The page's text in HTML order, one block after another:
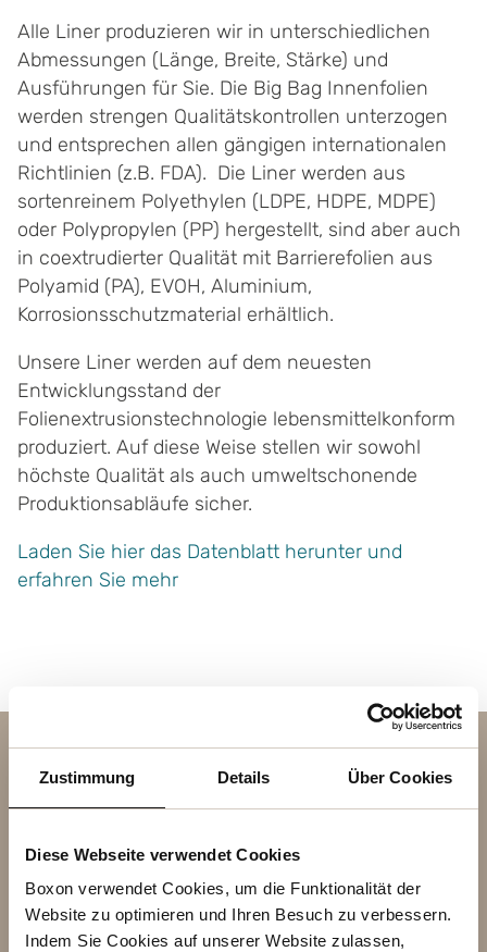
Zustimmung Details Über Cookies
Diese Webseite verwendet Cookies
Boxon verwendet Cookies, um die Funktionalität der
Website zu optimieren und Ihren Besuch zu verbessern.
Indem Sie Cookies auf unserer Website zulassen,
Alle Liner produzieren wir in unterschiedlichen
Abmessungen (Länge, Breite, Stärke) und
Ausführungen für Sie. Die Big Bag Innenfolien
werden strengen Qualitätskontrollen unterzogen
und entsprechen allen gängigen internationalen
Richtlinien (z.B. FDA). Die Liner werden aus
sortenreinem Polyethylen (LDPE, HDPE, MDPE)
oder Polypropylen (PP) hergestellt, sind aber auch
in coextrudierter Qualität mit Barrierefolien aus
Polyamid (PA), EVOH, Aluminium,
Korrosionsschutzmaterial erhältlich.
Unsere Liner werden auf dem neuesten
Entwicklungsstand der
Folienextrusionstechnologie lebensmittelkonform
produziert. Auf diese Weise stellen wir sowohl
höchste Qualität als auch umweltschonende
Produktionsabläufe sicher.
Laden Sie hier das Datenblatt herunter und
erfahren Sie mehr
BETREFF
VORNAME
NACHNAME